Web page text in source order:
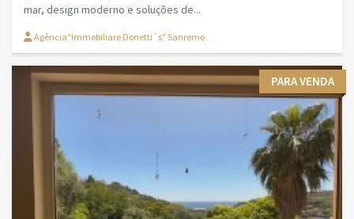
mar, design moderno e soluções de...
Agência"Immobiliare Donetti´s" Sanremo
PARA VENDA